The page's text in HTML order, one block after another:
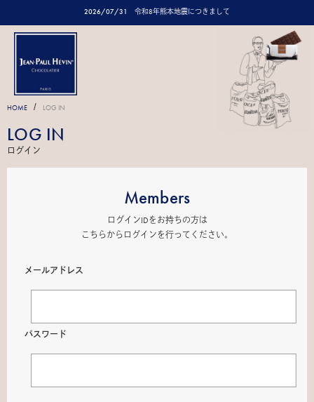
2026/07/31 令和8年熊本地震につきまして
HOME / LOG IN
LOG IN
ログイン
Members
ログインIDをお持ちの方は
こちらからログインを行ってください。
メールアドレス
パスワード